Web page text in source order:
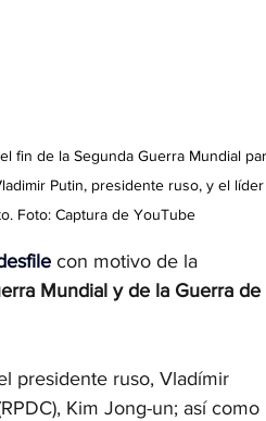
fin de la Segunda Guerra Mundial
Putin, presidente ruso, y el
Foto: Captura de YouTube
con motivo de la
Mundial y de la Guerra de
presidente ruso, Vladímir
Kim Jong-un; así como